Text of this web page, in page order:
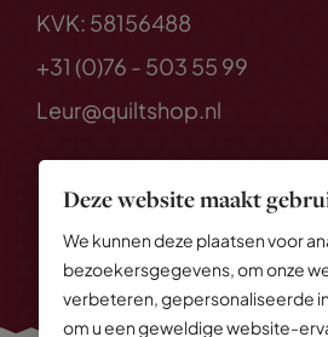
Deze website maakt
We kunnen deze plaatsen voor
bezoekersgegevens, om onze
verbeteren, gepersonaliseerde
om u een geweldige website-
KVK: 58156488
+31 (0)76 - 503 55 99
Leur@quiltshop.nl